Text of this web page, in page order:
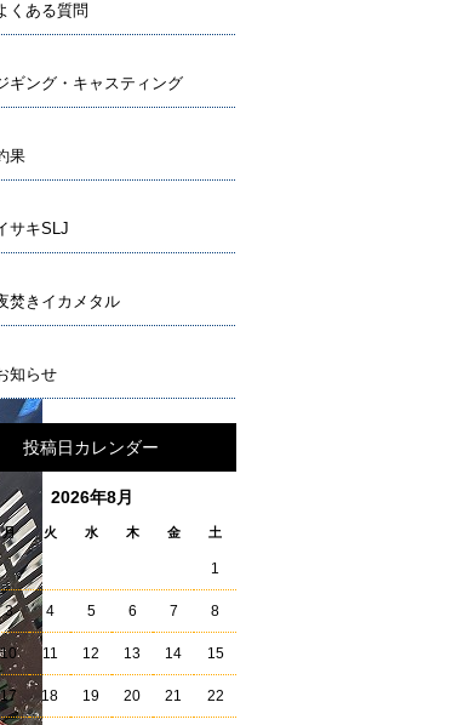
くある質問
ギング・キャスティング
果
サキSLJ
焚きイカメタル
知らせ
投稿日カレンダー
2026年8月
月 火 水 木 金 土
1
3 4 5 6 7 8
10 11 12 13 14 15
17 18 19 20 21 22